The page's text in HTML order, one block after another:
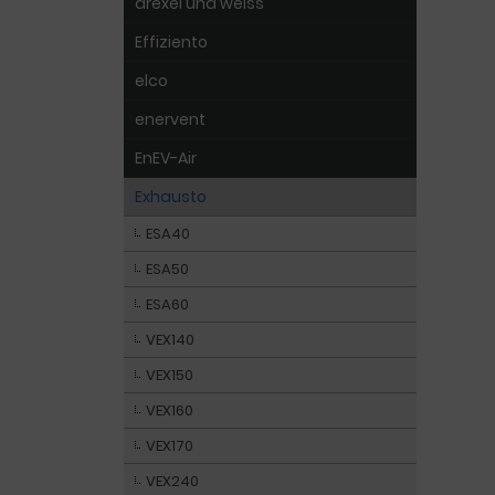
Effiziento
elco
enervent
EnEV-Air
Exhausto
ESA40
ESA50
ESA60
VEX140
VEX150
VEX160
VEX170
VEX240